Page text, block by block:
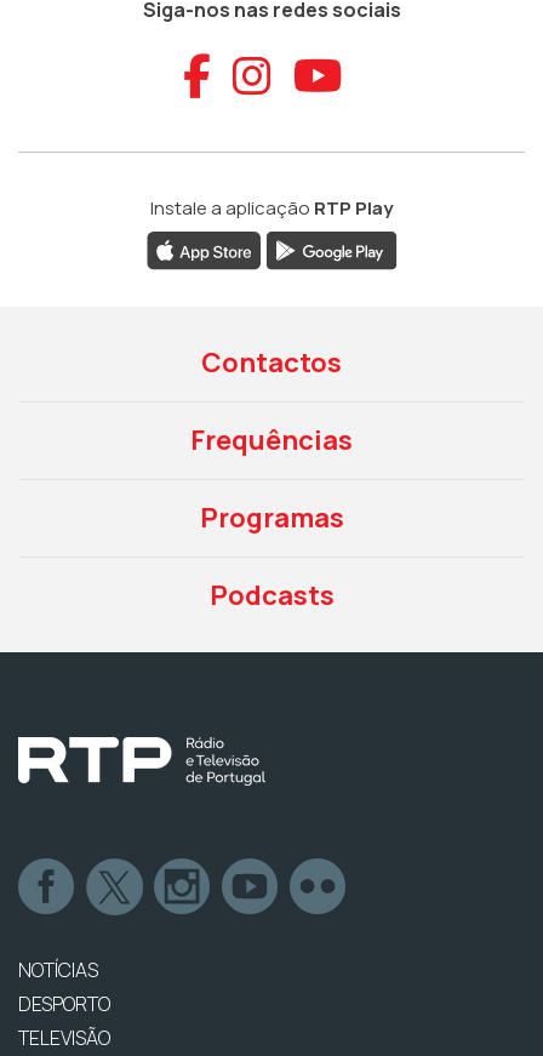
Siga-nos nas redes sociais
Aceder ao
Aceder ao
Aceder
Instale a aplicação RTP Play
Contactos
Frequências
Programas
Podcasts
NOTÍCIAS
DESPORTO
TELEVISÃO